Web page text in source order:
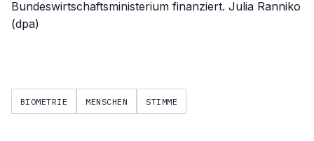
Bundeswirtschaftsministerium finanziert. Julia Ranniko
(dpa)
BIOMETRIE MENSCHEN STIMME